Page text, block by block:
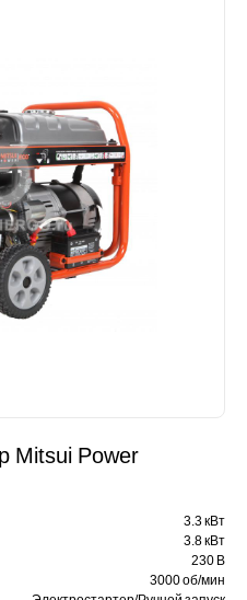
Mitsui Power
3.3 кВт
3.8 кВт
230 В
3000 об/мин